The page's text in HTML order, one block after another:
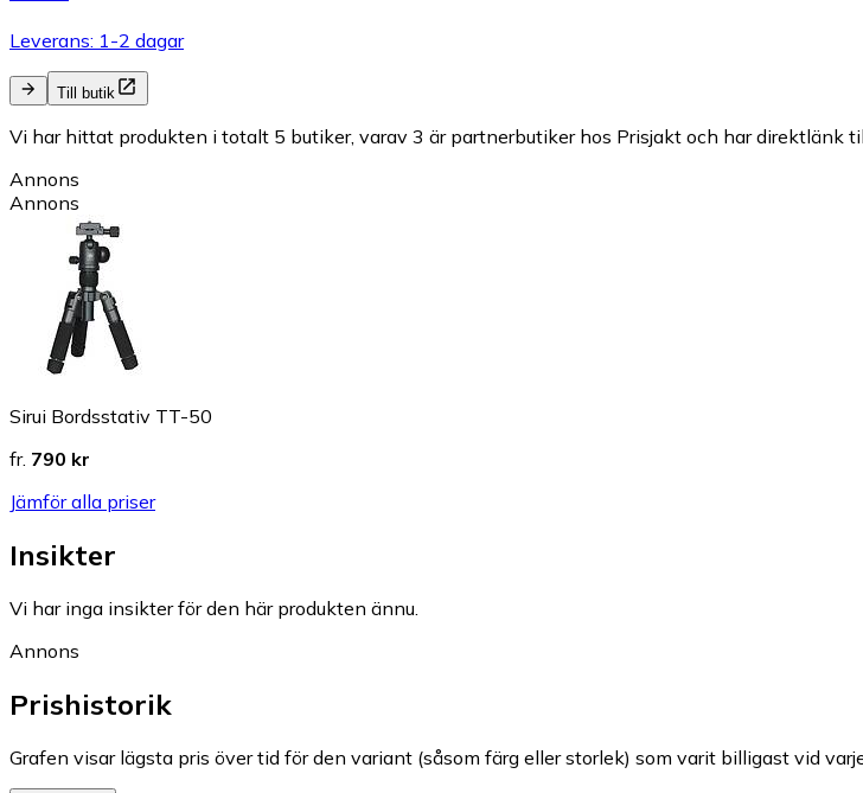
Leverans: 1-2 dagar
Till butik
Vi har hittat produkten i totalt 5 butiker, varav 3 är partnerbutiker hos Prisjakt och har direktlänk
Annons
Annons
Sirui Bordsstativ TT-50
fr. 790 kr
Jämför alla priser
Insikter
Vi har inga insikter för den här produkten ännu.
Annons
Prishistorik
Grafen visar lägsta pris över tid för den variant (såsom färg eller storlek) som varit billigast vid